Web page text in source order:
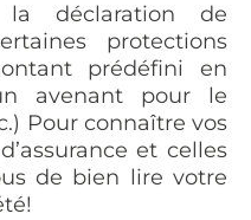
la déclaration de
protections
prédéfini en
avenant pour le
Pour connaître vos
et celles
de bien lire votre